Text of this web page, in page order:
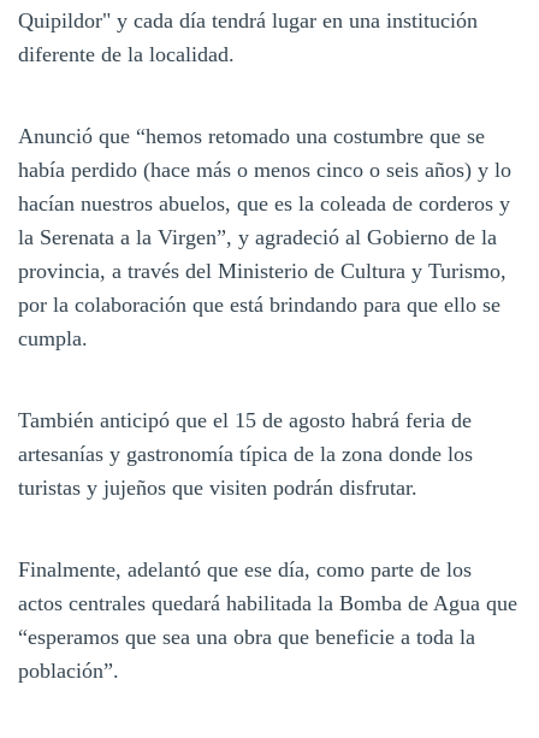
Quipildor" y cada día tendrá lugar en una institución
diferente de la localidad.
Anunció que “hemos retomado una costumbre que se
había perdido (hace más o menos cinco o seis años) y lo
hacían nuestros abuelos, que es la coleada de corderos y
la Serenata a la Virgen”, y agradeció al Gobierno de la
provincia, a través del Ministerio de Cultura y Turismo,
por la colaboración que está brindando para que ello se
cumpla.
También anticipó que el 15 de agosto habrá feria de
artesanías y gastronomía típica de la zona donde los
turistas y jujeños que visiten podrán disfrutar.
Finalmente, adelantó que ese día, como parte de los
actos centrales quedará habilitada la Bomba de Agua que
“esperamos que sea una obra que beneficie a toda la
población”.